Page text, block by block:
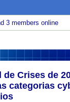
3 members online
de Crises de
categorias